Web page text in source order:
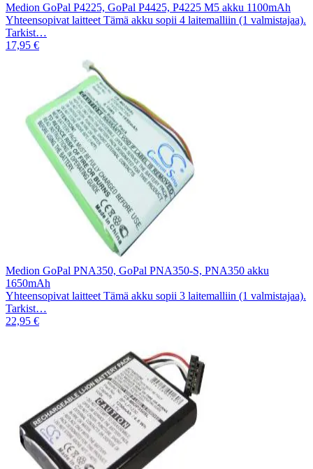
Medion GoPal P4225, GoPal P4425, P4225 M5 akku 1100mAh
Yhteensopivat laitteet Tämä akku sopii 4 laitemalliin (1 valmistajaa).
Tarkist…
17,95 €
Medion GoPal PNA350, GoPal PNA350-S, PNA350 akku
1650mAh
Yhteensopivat laitteet Tämä akku sopii 3 laitemalliin (1 valmistajaa).
Tarkist…
22,95 €